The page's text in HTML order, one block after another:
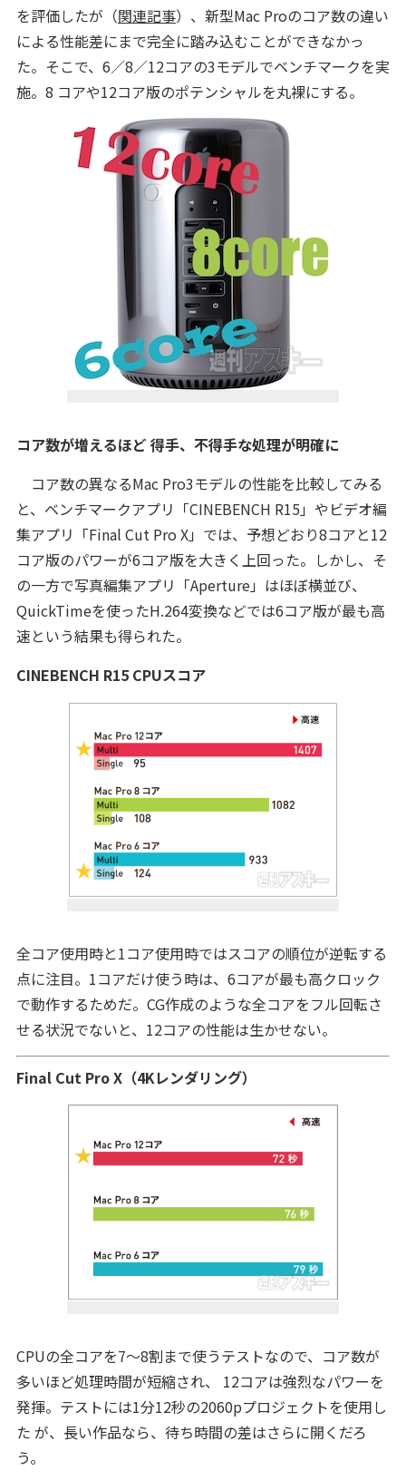
を評価したが（関連記事）、新型Mac Proのコア数の違い
による性能差にまで完全に踏み込むことができなかっ
た。そこで、6／8／12コアの3モデルでベンチマークを実
施。8 コアや12コア版のポテンシャルを丸裸にする。
コア数が増えるほど 得手、不得手な処理が明確に
コア数の異なるMac Pro3モデルの性能を比較してみる
と、ベンチマークアプリ「CINEBENCH R15」やビデオ編
集アプリ「Final Cut Pro X」では、予想どおり8コアと12
コア版のパワーが6コア版を大きく上回った。しかし、そ
の一方で写真編集アプリ「Aperture」はほぼ横並び、
QuickTimeを使ったH.264変換などでは6コア版が最も高
速という結果も得られた。
CINEBENCH R15 CPUスコア
全コア使用時と1コア使用時ではスコアの順位が逆転する
点に注目。1コアだけ使う時は、6コアが最も高クロック
で動作するためだ。CG作成のような全コアをフル回転さ
せる状況でないと、12コアの性能は生かせない。
Final Cut Pro X（4Kレンダリング）
CPUの全コアを7〜8割まで使うテストなので、コア数が
多いほど処理時間が短縮され、 12コアは強烈なパワーを
発揮。テストには1分12秒の2060pプロジェクトを使用し
た が、長い作品なら、待ち時間の差はさらに開くだろ
う。